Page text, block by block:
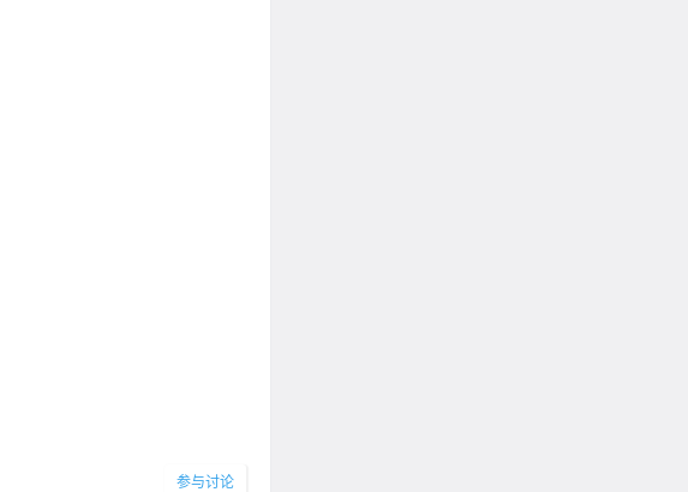
参与讨论